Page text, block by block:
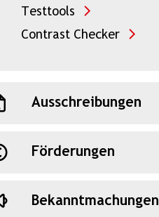
Testtools
Contrast Checker
Ausschreibungen
Förderungen
Bekanntmachungen